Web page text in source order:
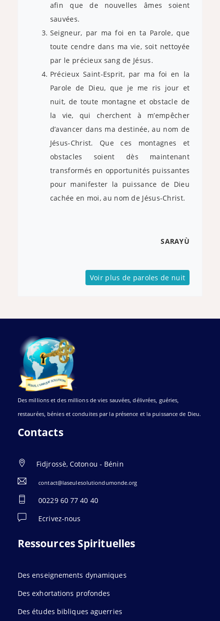
afin que de nouvelles âmes soient
sauvées.
Seigneur, par ma foi en ta Parole, que
toute cendre dans ma vie, soit nettoyée
par le précieux sang de Jésus.
Précieux Saint-Esprit, par ma foi en la
Parole de Dieu, que je me ris jour et
nuit, de toute montagne et obstacle de
la vie, qui cherchent à m’empêcher
d’avancer dans ma destinée, au nom de
Jésus-Christ. Que ces montagnes et
obstacles soient dès maintenant
transformés en opportunités puissantes
pour manifester la puissance de Dieu
cachée en moi, au nom de Jésus-Christ.
SARAYÙ
Voir plus de paroles de nuit
Des millions et des millions de vies sauvées, délivrées, guéries,
restaurées, bénies et conduites par la présence et la puissance de Dieu.
Contacts
Fidjrossè, Cotonou - Bénin
contact@laseulesolutiondumonde.org
00229 60 77 40 40
Ecrivez-nous
Ressources Spirituelles
Des enseignements dynamiques
Des exhortations profondes
Des études bibliques aguerries